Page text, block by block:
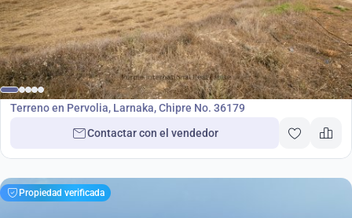
€5 040 000
Terreno
Terreno en Pervolia, Larnaka, Chipre No. 36179
Contactar con el vendedor
Propiedad verificada